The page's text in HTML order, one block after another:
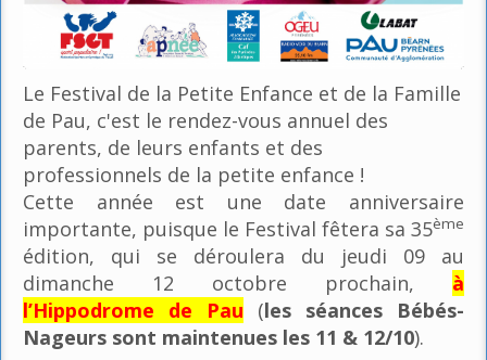
Le Festival de la Petite Enfance et de la Famille
de Pau, c'est le rendez-vous annuel des
parents, de leurs enfants et des
professionnels de la petite enfance !
Cette année est une date anniversaire
importante, puisque le Festival fêtera sa 35ème
édition, qui se déroulera du jeudi 09 au
dimanche 12 octobre prochain, à
l’Hippodrome de Pau (les séances Bébés-
Nageurs sont maintenues les 11 & 12/10).